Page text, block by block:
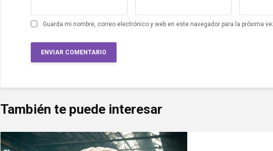
Guarda mi nombre, correo electrónico y web en este navegador para la próxima
También te puede interesar